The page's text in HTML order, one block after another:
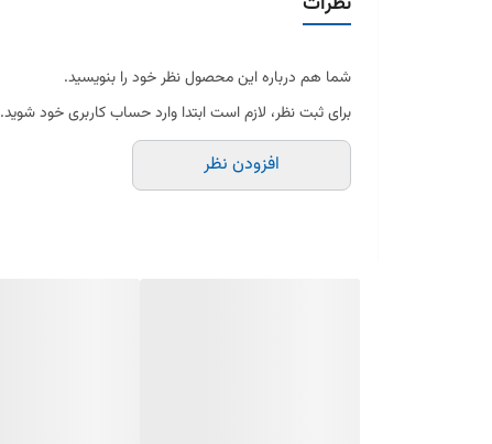
شما هم درباره این محصول نظر خود را بنویسید.
برای ثبت نظر، لازم است ابتدا وارد حساب کاربری خود شوید.
افزودن نظر